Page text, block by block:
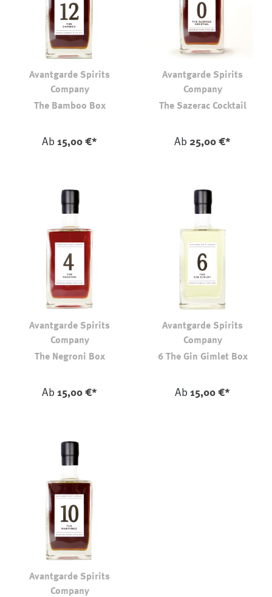
Avantgarde Spirits
Company
The Bamboo Box
Ab 15,00 €*
Avantgarde Spirits
Company
The Sazerac Cocktail
Ab 25,00 €*
Avantgarde Spirits
Company
The Negroni Box
Ab 15,00 €*
Avantgarde Spirits
Company
6 The Gin Gimlet Box
Ab 15,00 €*
Avantgarde Spirits
Company